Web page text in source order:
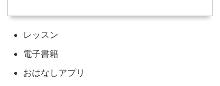
レッスン
電子書籍
おはなしアプリ